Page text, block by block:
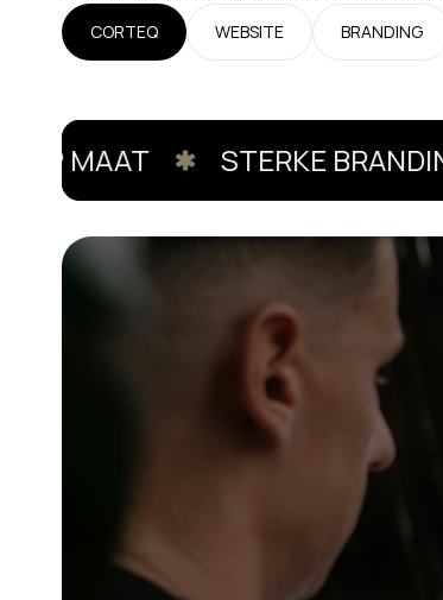
CORTEQ WEBSITE BRANDING
MAAT STERKE BRANDING